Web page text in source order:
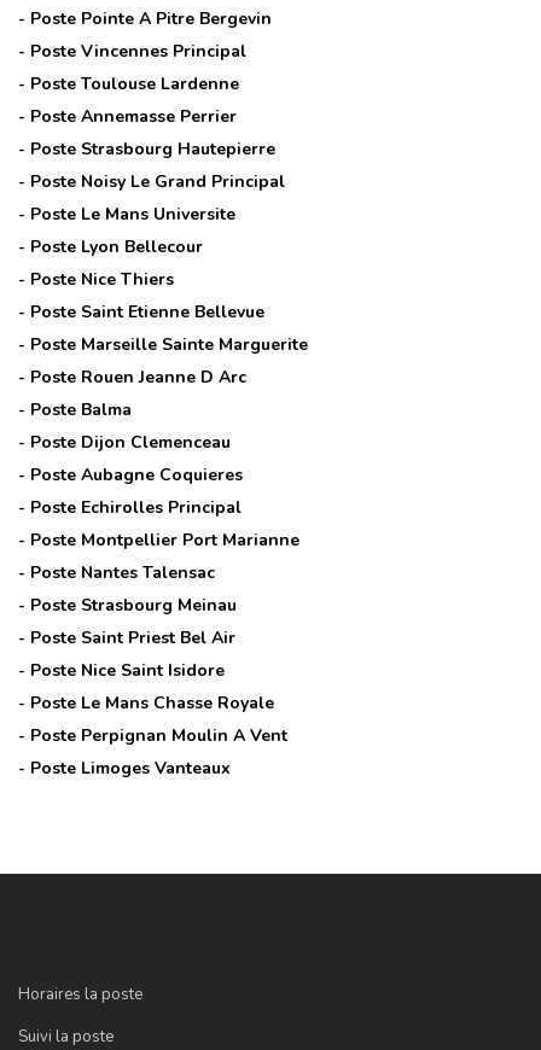
- Poste Pointe A Pitre Bergevin
- Poste Vincennes Principal
- Poste Toulouse Lardenne
- Poste Annemasse Perrier
- Poste Strasbourg Hautepierre
- Poste Noisy Le Grand Principal
- Poste Le Mans Universite
- Poste Lyon Bellecour
- Poste Nice Thiers
- Poste Saint Etienne Bellevue
- Poste Marseille Sainte Marguerite
- Poste Rouen Jeanne D Arc
- Poste Balma
- Poste Dijon Clemenceau
- Poste Aubagne Coquieres
- Poste Echirolles Principal
- Poste Montpellier Port Marianne
- Poste Nantes Talensac
- Poste Strasbourg Meinau
- Poste Saint Priest Bel Air
- Poste Nice Saint Isidore
- Poste Le Mans Chasse Royale
- Poste Perpignan Moulin A Vent
- Poste Limoges Vanteaux
Horaires la poste
Suivi la poste